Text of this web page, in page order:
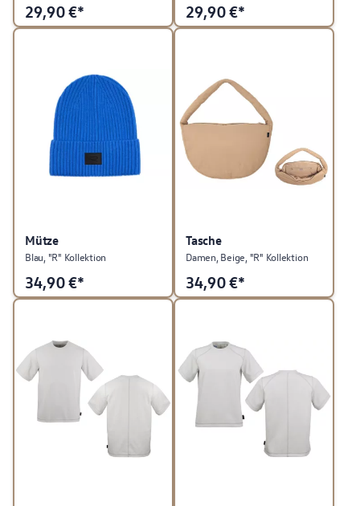
29,90€* 29,90€*
Mütze
Blau, "R" Kollektion
34,90€*
Tasche
Damen, Beige, "R" Kollektion
34,90€*